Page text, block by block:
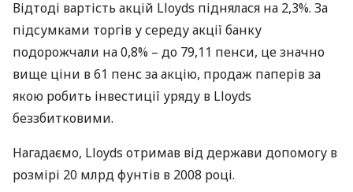
Відтоді вартість акцій Lloyds піднялася на 2,3%. За
підсумками торгів у середу акції банку
подорожчали на 0,8% – до 79,11 пенси, це значно
вище ціни в 61 пенс за акцію, продаж паперів за
якою робить інвестиції уряду в Lloyds
беззбитковими.
Нагадаємо, Lloyds отримав від держави допомогу в
розмірі 20 млрд фунтів в 2008 році.